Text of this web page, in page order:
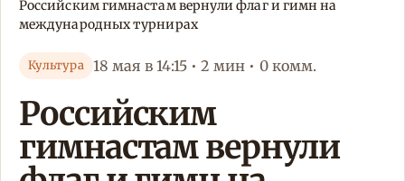
Российским гимнастам вернули флаг и гимн на
международных турнирах
Культура 18 мая в 14:15 • 2 мин • 0 комм.
Российским
гимнастам вернули